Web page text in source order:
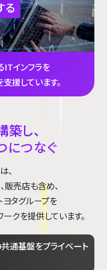
る
ITインフラを
支援しています。
し、
につなぐ
、
販売店も含め、
タグループを
クを提供しています。
通基盤をプライベート